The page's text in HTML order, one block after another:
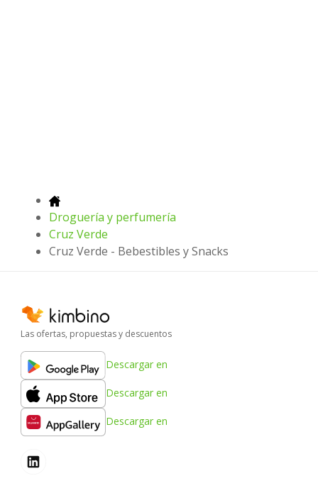
Droguería y perfumería
Cruz Verde
Cruz Verde - Bebestibles y Snacks
Las ofertas, propuestas y descuentos
Descargar en
Descargar en
Descargar en